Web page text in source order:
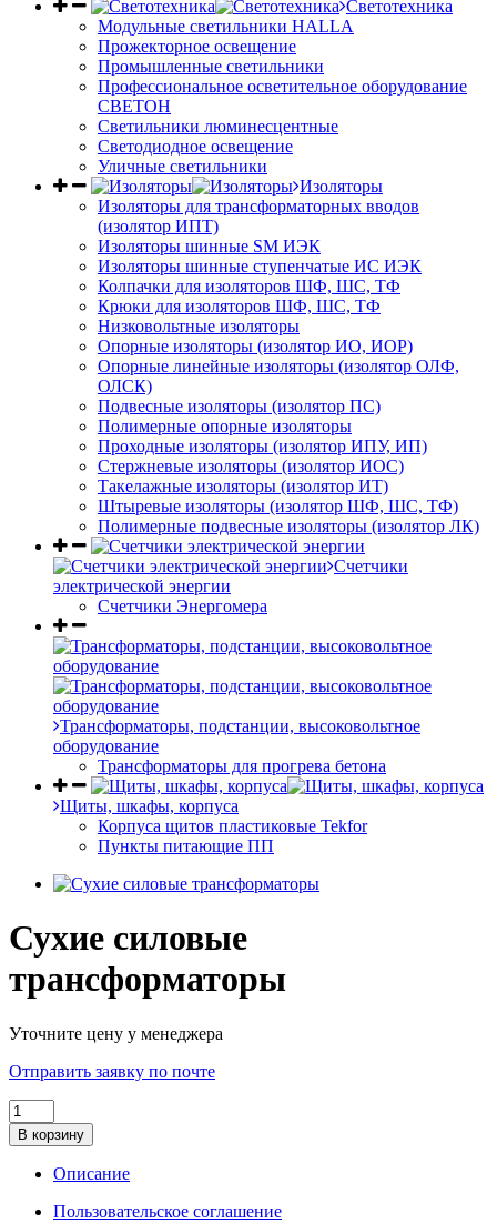
Светотехника
Модульные светильники HALLA
Прожекторное освещение
Промышленные светильники
Профессиональное осветительное оборудование
СВЕТОН
Светильники люминесцентные
Светодиодное освещение
Уличные светильники
Изоляторы
Изоляторы для трансформаторных вводов
(изолятор ИПТ)
Изоляторы шинные SM ИЭК
Изоляторы шинные ступенчатые ИС ИЭК
Колпачки для изоляторов ШФ, ШС, ТФ
Крюки для изоляторов ШФ, ШС, ТФ
Низковольтные изоляторы
Опорные изоляторы (изолятор ИО, ИОР)
Опорные линейные изоляторы (изолятор ОЛФ,
ОЛСК)
Подвесные изоляторы (изолятор ПС)
Полимерные опорные изоляторы
Проходные изоляторы (изолятор ИПУ, ИП)
Стержневые изоляторы (изолятор ИОС)
Такелажные изоляторы (изолятор ИТ)
Штыревые изоляторы (изолятор ШФ, ШС, ТФ)
Полимерные подвесные изоляторы (изолятор ЛК)
Счетчики
электрической энергии
Счетчики Энергомера
Трансформаторы, подстанции, высоковольтное
оборудование
Трансформаторы для прогрева бетона
Щиты, шкафы, корпуса
Корпуса щитов пластиковые Tekfor
Пункты питающие ПП
Сухие силовые
трансформаторы
Уточните цену у менеджера
Отправить заявку по почте
В корзину
Описание
Пользовательское соглашение